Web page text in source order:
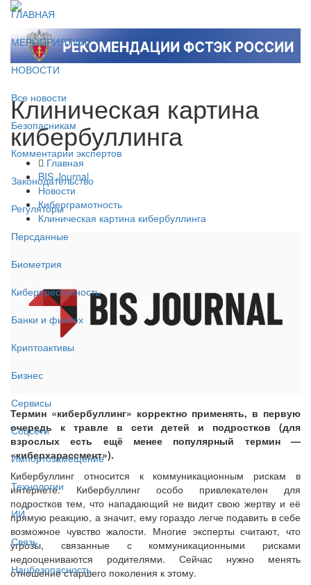
ГЛАВНАЯ
МЕРОПРИЯТИЯ
НОВОСТИ
Все новости
Безопасникам
Комментарии экспертов
Законодательство
Регуляторы
Персданные
Биометрия
Киберпреступность
Банки и финтех
Криптоактивы
Бизнес
Сервисы
Соцсети
Импортозамещение
Технологии
ИИ
Связь
Нацбезопасность
Клиническая картина
кибербуллинга
Главная
BIS Journal
Новости
Киберграмотность
Клиническая картина кибербуллинга
Термин «кибербуллинг» корректно применять, в первую
очередь к травле в сети детей и подростков (для
взрослых есть ещё менее популярный термин —
«киберхарассмент»).
Кибербуллинг относится к коммуникационным рискам в
интернете. Кибербуллинг особо привлекателен для
подростков тем, что нападающий не видит свою жертву и её
прямую реакцию, а значит, ему гораздо легче подавить в себе
возможное чувство жалости. Многие эксперты считают, что
угрозы, связанные с коммуникационными рисками
недооцениваются родителями. Сейчас нужно менять
отношение старшего поколения к этому.